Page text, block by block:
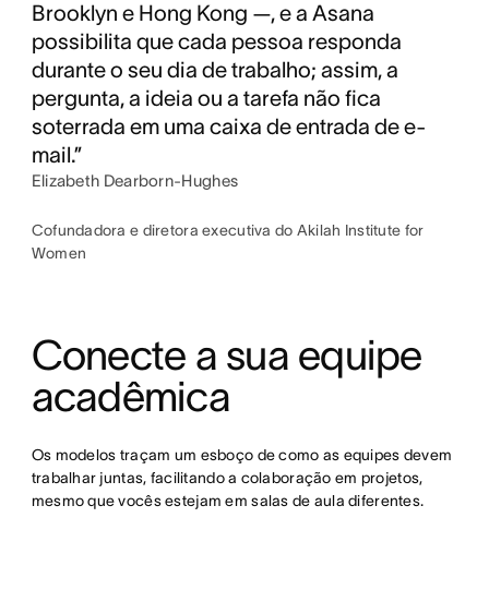
Brooklyn e Hong Kong —, e a Asana
possibilita que cada pessoa responda
durante o seu dia de trabalho; assim, a
pergunta, a ideia ou a tarefa não fica
soterrada em uma caixa de entrada de e-
mail.”
Elizabeth Dearborn-Hughes
Cofundadora e diretora executiva do Akilah Institute for
Women
Conecte a sua equipe
acadêmica
Os modelos traçam um esboço de como as equipes devem
trabalhar juntas, facilitando a colaboração em projetos,
mesmo que vocês estejam em salas de aula diferentes.